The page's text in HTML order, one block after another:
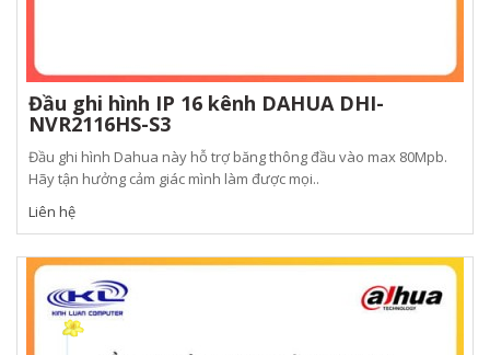
Đầu ghi hình IP 16 kênh DAHUA DHI-
NVR2116HS-S3
Đầu ghi hình Dahua này hỗ trợ băng thông đầu vào max 80Mpb.
Hãy tận hưởng cảm giác mình làm được mọi..
Liên hệ